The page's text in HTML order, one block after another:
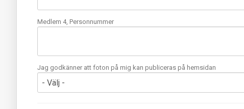
Medlem 4, Personnummer
Jag godkänner att foton på mig kan publiceras på hemsidan